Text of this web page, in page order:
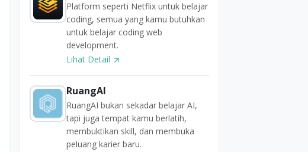
Platform seperti Netflix untuk belajar
coding, semua yang kamu butuhkan
untuk belajar coding web
development.
Lihat Detail
RuangAI
RuangAI bukan sekadar belajar AI,
tapi juga tempat kamu berlatih,
membuktikan skill, dan membuka
peluang karier baru.